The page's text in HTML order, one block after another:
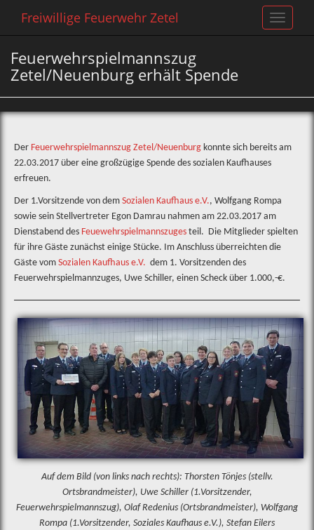
Toggle
Freiwillige Feuerwehr Zetel
Feuerwehrspielmannszug
Zetel/Neuenburg erhält Spende
Der Feuerwehrspielmannszug Zetel/Neuenburg konnte sich bereits am
22.03.2017 über eine großzügige Spende des sozialen Kaufhauses
erfreuen.
Der 1.Vorsitzende von dem Sozialen Kaufhaus e.V., Wolfgang Rompa
sowie sein Stellvertreter Egon Damrau nahmen am 22.03.2017 am
Dienstabend des Feuewehrspielmannszuges teil. Die Mitglieder spielten
für ihre Gäste zunächst einige Stücke. Im Anschluss überreichten die
Gäste vom Sozialen Kaufhaus e.V. dem 1. Vorsitzenden des
Feuerwehrspielmannzuges, Uwe Schiller, einen Scheck über 1.000,-€.
Auf dem Bild (von links nach rechts): Thorsten Tönjes (stellv.
Ortsbrandmeister), Uwe Schiller (1.Vorsitzender,
Feuerwehrspielmannszug), Olaf Redenius (Ortsbrandmeister), Wolfgang
Rompa (1.Vorsitzender, Soziales Kaufhaus e.V.), Stefan Eilers